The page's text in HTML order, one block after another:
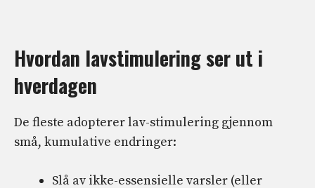
Hvordan lavstimulering ser ut i
hverdagen
De fleste adopterer lav-stimulering gjennom
små, kumulative endringer:
Slå av ikke-essensielle varsler (eller